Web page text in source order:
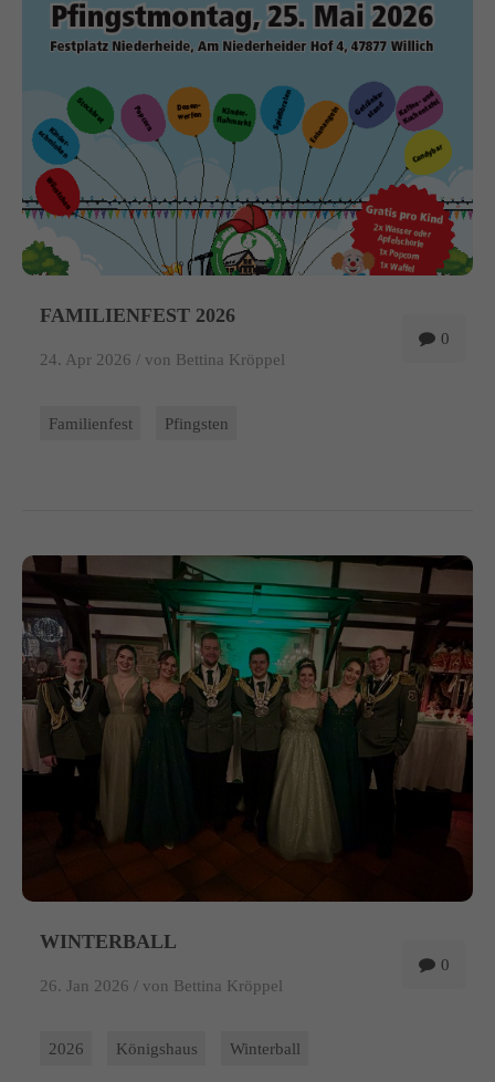
info@yourdomain.com
Lorem ipsum dolor sit amet, consectetuer adipiscing elit.
Aenean commodo ligula eget dolor. Aenean massa. Cum sociis
natoque penatibus et magnis dis parturient montes, nascetur
ridiculus mus. Donec quam felis, ultricies nec.
0
FAMILIENFEST 2026
24. Apr 2026 / von Bettina Kröppel
Familienfest Pfingsten
0
WINTERBALL
26. Jan 2026 / von Bettina Kröppel
2026 Königshaus Winterball